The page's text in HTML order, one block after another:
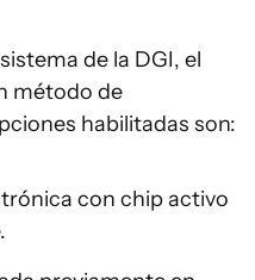
de la DGI, el
método de
habilitadas son:
con chip activo